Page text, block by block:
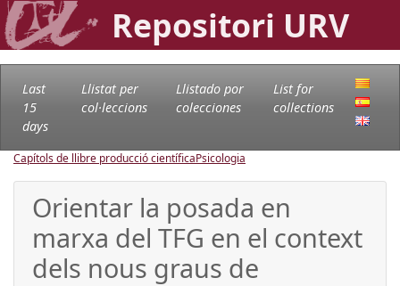
Repositori URV
Last
15
days
Llistat per
col·leccions
Llistado por
colecciones
List for
collections
Capítols de llibre producció científicaPsicologia
Orientar la posada en
marxa del TFG en el context
dels nous graus de